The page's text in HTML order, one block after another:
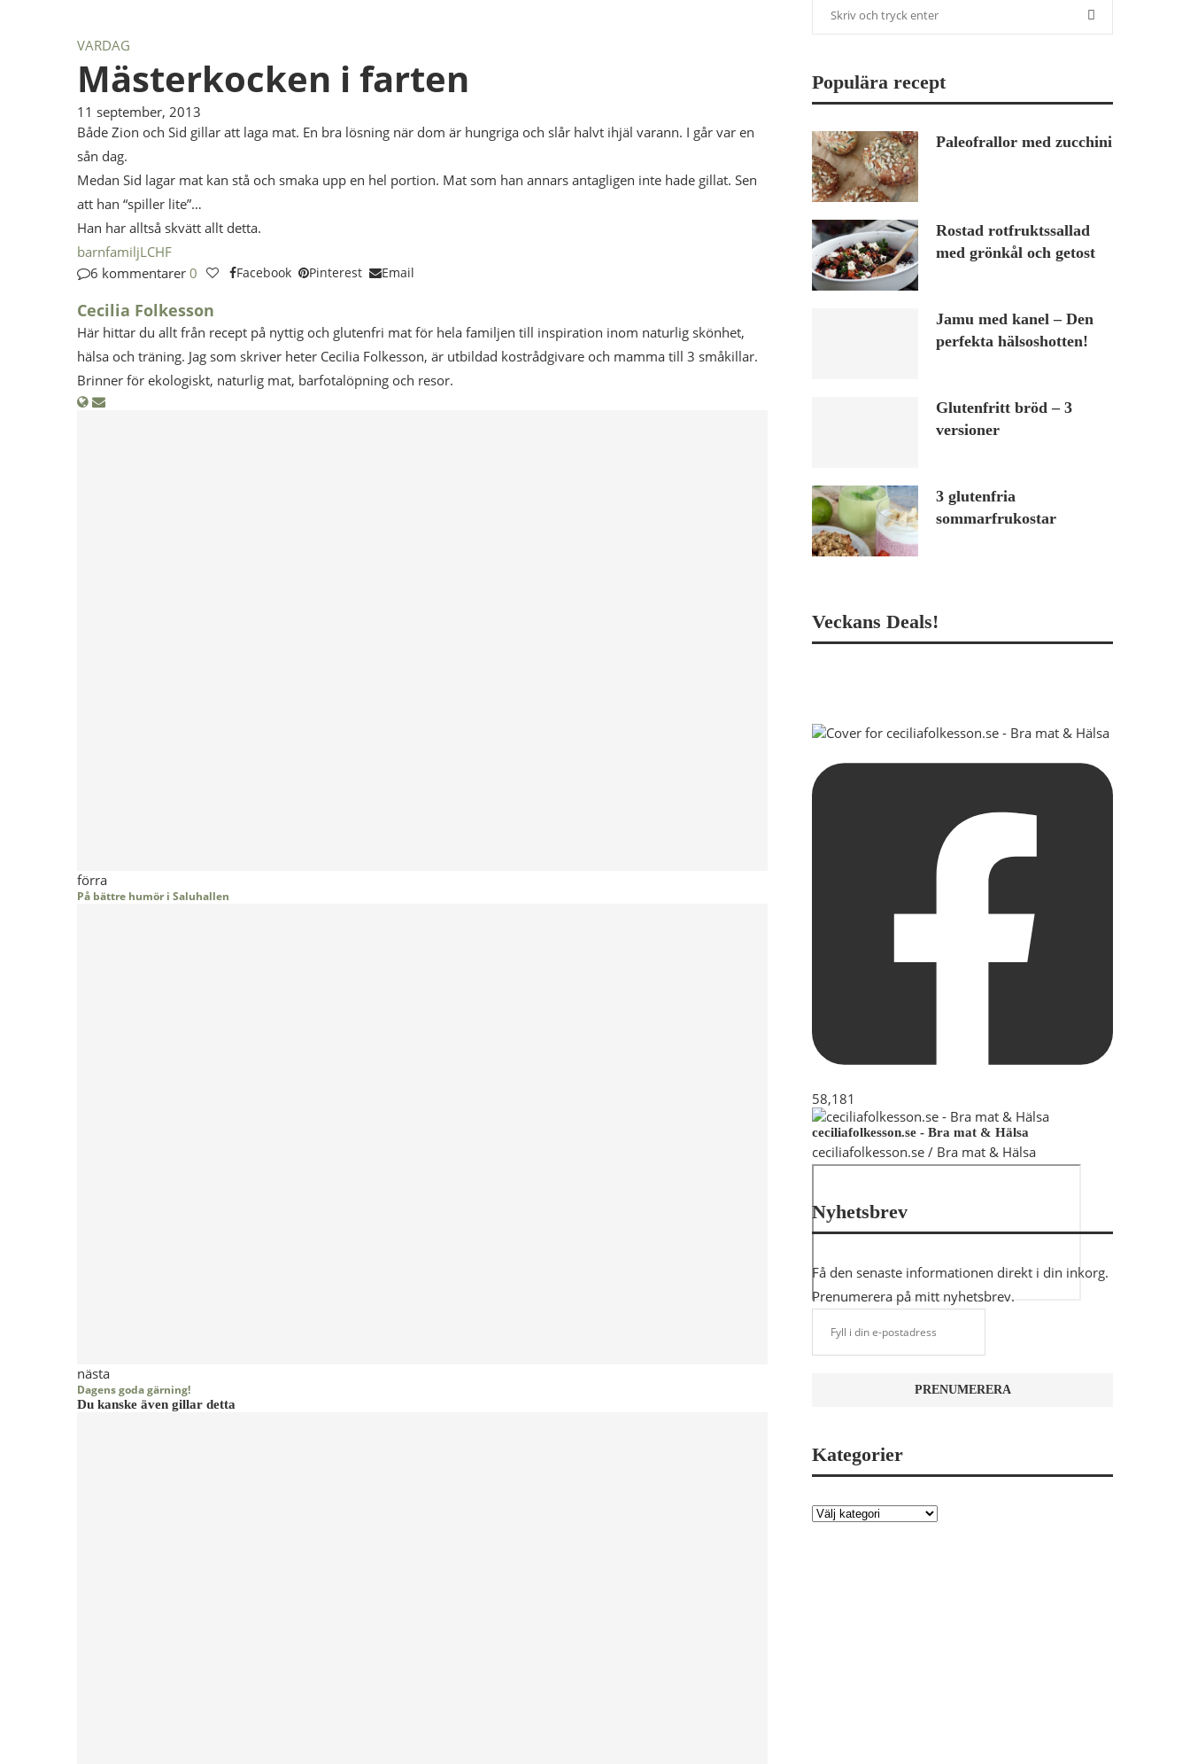
VARDAG
Mästerkocken i farten
11 september, 2013
Både Zion och Sid gillar att laga mat. En bra lösning när dom är hungriga och slår halvt ihjäl varann. I går var en
sån dag.
Medan Sid lagar mat kan stå och smaka upp en hel portion. Mat som han annars antagligen inte hade gillat. Sen
att han “spiller lite”…
Han har alltså skvätt allt detta.
barnfamiljLCHF
6 kommentarer 0 Facebook Pinterest Email
Cecilia Folkesson
Här hittar du allt från recept på nyttig och glutenfri mat för hela familjen till inspiration inom naturlig skönhet,
hälsa och träning. Jag som skriver heter Cecilia Folkesson, är utbildad kostrådgivare och mamma till 3 småkillar.
Brinner för ekologiskt, naturlig mat, barfotalöpning och resor.
förra
På bättre humör i Saluhallen
nästa
Dagens goda gärning!
Du kanske även gillar detta
Populära recept
Paleofrallor med zucchini
Rostad rotfruktssallad
med grönkål och getost
Jamu med kanel – Den
perfekta hälsoshotten!
Glutenfritt bröd – 3
versioner
3 glutenfria
sommarfrukostar
Veckans Deals!
58,181
ceciliafolkesson.se - Bra mat & Hälsa
ceciliafolkesson.se / Bra mat & Hälsa
Nyhetsbrev
Få den senaste informationen direkt i din inkorg.
Prenumerera på mitt nyhetsbrev.
Kategorier